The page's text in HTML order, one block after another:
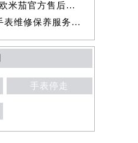
9、亲身探访北京欧米茄官方售后服务中心｜详细地址及服务电话（2026年7
10、北京欧米茄手表维修保养服务权威公示（2026年7月最新）
手表停走